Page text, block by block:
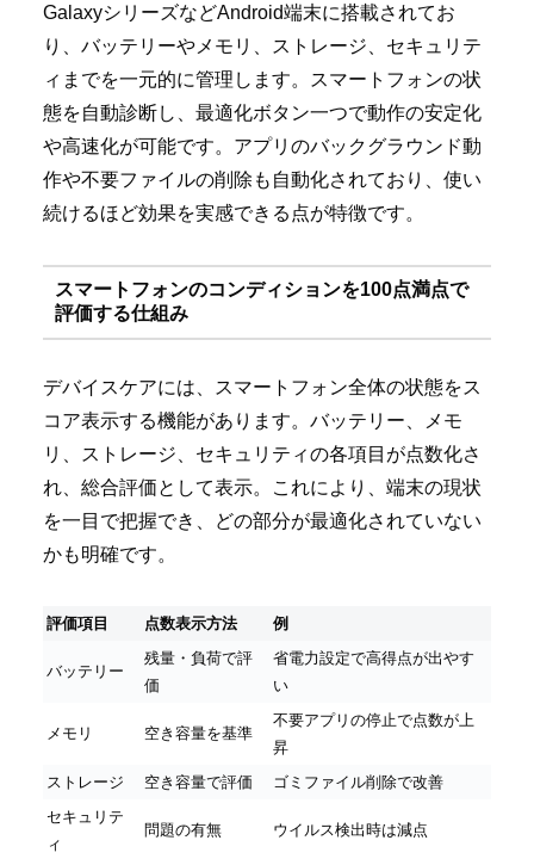
GalaxyシリーズなどAndroid端末に搭載されてお
り、バッテリーやメモリ、ストレージ、セキュリテ
ィまでを一元的に管理します。スマートフォンの状
態を自動診断し、最適化ボタン一つで動作の安定化
や高速化が可能です。アプリのバックグラウンド動
作や不要ファイルの削除も自動化されており、使い
続けるほど効果を実感できる点が特徴です。
スマートフォンのコンディションを100点満点で
評価する仕組み
デバイスケアには、スマートフォン全体の状態をス
コア表示する機能があります。バッテリー、メモ
リ、ストレージ、セキュリティの各項目が点数化さ
れ、総合評価として表示。これにより、端末の現状
を一目で把握でき、どの部分が最適化されていない
かも明確です。
評価項目 点数表示方法 例
バッテリー
残量・負荷で評
価
省電力設定で高得点が出やす
い
メモリ 空き容量を基準
不要アプリの停止で点数が上
昇
ストレージ
空き容量で評価
ゴミファイル削除で改善
セキュリテ
ィ
問題の有無 ウイルス検出時は減点